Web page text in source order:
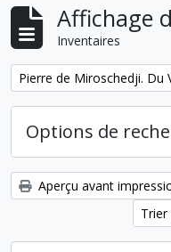
Affichage
Inventaires
Remove filter:
Options de
Aperçu avant
Trier